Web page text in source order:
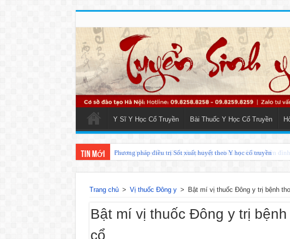
Y Sĩ Y Học Cổ Truyền Bài Thuốc Y Học Cổ Truyền
Tin mới Phương pháp điều trị Sốt xuất huyết theo Y học cổ truyền
Trang chủ > Vị thuốc Đông y > Bật mí vị thuốc Đông y trị bệnh
Bật mí vị thuốc Đông y trị
cổ